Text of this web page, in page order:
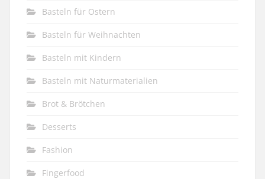
Basteln für Ostern
Basteln für Weihnachten
Basteln mit Kindern
Basteln mit Naturmaterialien
Brot & Brötchen
Desserts
Fashion
Fingerfood